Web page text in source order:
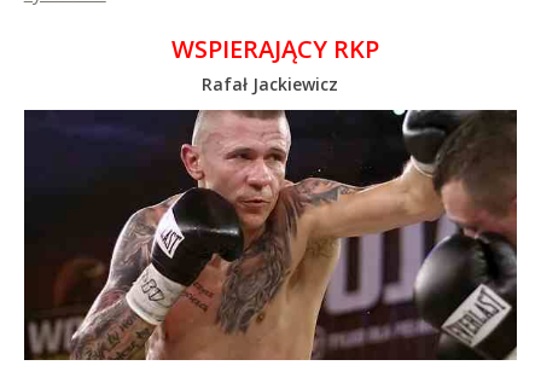
WSPIERAJĄCY RKP
Rafał Jackiewicz